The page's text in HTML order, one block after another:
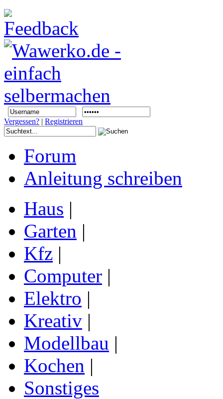
Vergessen? | Registrieren
Forum
Anleitung schreiben
Haus |
Garten |
Kfz |
Computer |
Elektro |
Kreativ |
Modellbau |
Kochen |
Sonstiges